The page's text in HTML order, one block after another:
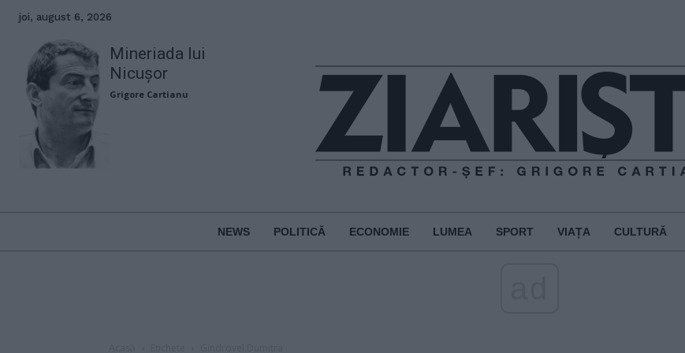
joi, august 6, 2026
Mineriada lui
Nicușor
Grigore Cartianu
NEWS POLITICĂ ECONOMIE LUMEA SPORT VIAȚA CULTURĂ